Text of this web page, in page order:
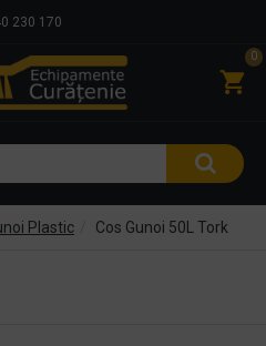
230 170
0
Plastic Cos Gunoi 50L Tork